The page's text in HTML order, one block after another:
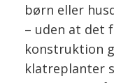
børn eller
– uden at det
konstruktion
klatreplanter